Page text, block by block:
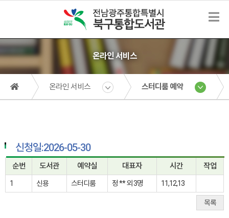
온라인 서비스
온라인 서비스 스터디룸 예약
신청일:2026-05-30
순번 도서관 예약실 대표자 시간 작업
1 신용 스터디룸 정 ** 외 3명 11,12,13
목록